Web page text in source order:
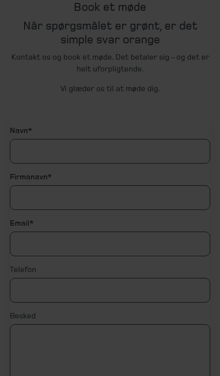
Book et møde
Når spørgsmålet er grønt, er det
simple svar orange
Kontakt os og book et møde. Det betaler sig – og det er
helt uforpligtende.
Vi glæder os til at møde dig.
Navn
Firmanavn
Email
Telefon
Besked